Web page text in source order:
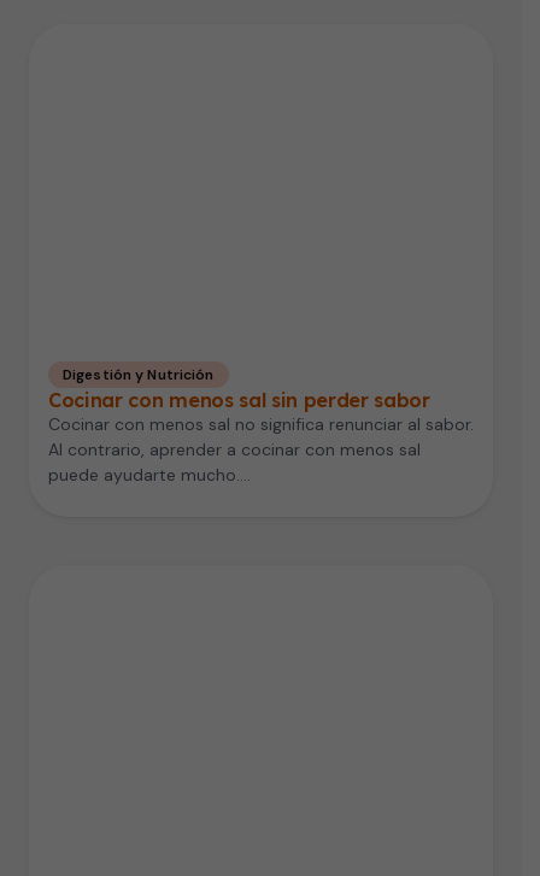
Digestión y Nutrición
Cocinar con menos sal sin perder sabor
Cocinar con menos sal no significa renunciar al sabor.
Al contrario, aprender a cocinar con menos sal
puede ayudarte mucho.…